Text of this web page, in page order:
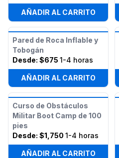
AÑADIR AL CARRITO
Pared de Roca Inflable y
Tobogán
Desde: $675 1-4 horas
AÑADIR AL CARRITO
Curso de Obstáculos
Militar Boot Camp de 100
pies
Desde: $1,750 1-4 horas
AÑADIR AL CARRITO